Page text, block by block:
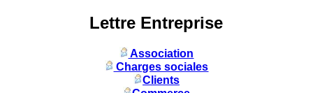
Lettre Entreprise
Association
Charges sociales
Clients